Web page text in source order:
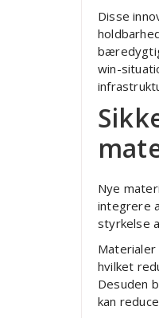
Disse
win-
Nye
integrere
styrkelse
hvilket
Desuden
kan